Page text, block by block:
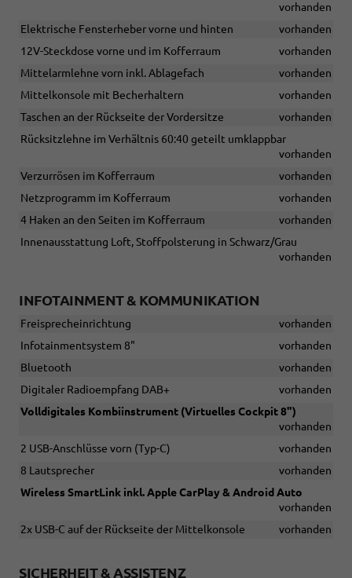
vorhanden
Elektrische Fensterheber vorne und hinten
vorhanden
12V-Steckdose vorne und im Kofferraum
vorhanden
Mittelarmlehne vorn inkl. Ablagefach
vorhanden
Mittelkonsole mit Becherhaltern
vorhanden
Taschen an der Rückseite der Vordersitze
vorhanden
Rücksitzlehne im Verhältnis 60:40 geteilt umklappbar
vorhanden
Verzurrösen im Kofferraum
vorhanden
Netzprogramm im Kofferraum
vorhanden
4 Haken an den Seiten im Kofferraum
vorhanden
Innenausstattung Loft, Stoffpolsterung in Schwarz/Grau
vorhanden
INFOTAINMENT & KOMMUNIKATION
Freisprecheinrichtung
vorhanden
Infotainmentsystem 8"
vorhanden
Bluetooth
vorhanden
Digitaler Radioempfang DAB+
vorhanden
Volldigitales Kombiinstrument (Virtuelles Cockpit 8")
vorhanden
2 USB-Anschlüsse vorn (Typ-C)
vorhanden
8 Lautsprecher
vorhanden
Wireless SmartLink inkl. Apple CarPlay & Android Auto
vorhanden
2x USB-C auf der Rückseite der Mittelkonsole
vorhanden
SICHERHEIT & ASSISTENZ